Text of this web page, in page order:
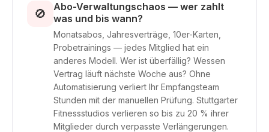
🚫
Abo-Verwaltungschaos — wer zahlt
was und bis wann?
Monatsabos, Jahresverträge, 10er-Karten,
Probetrainings — jedes Mitglied hat ein
anderes Modell. Wer ist überfällig? Wessen
Vertrag läuft nächste Woche aus? Ohne
Automatisierung verliert Ihr Empfangsteam
Stunden mit der manuellen Prüfung. Stuttgarter
Fitnessstudios verlieren so bis zu 20 % ihrer
Mitglieder durch verpasste Verlängerungen.